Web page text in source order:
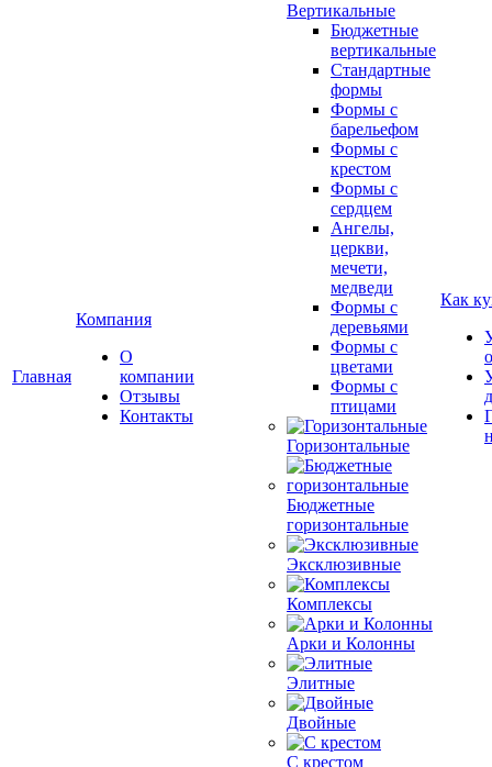
Главная
Компания
О
компании
Отзывы
Контакты
Вертикальные
Бюджетные
вертикальные
Стандартные
формы
Формы с
барельефом
Формы с
крестом
Формы с
сердцем
Ангелы,
церкви,
мечети,
медведи
Формы с
деревьями
Формы с
цветами
Формы с
птицами
Горизонтальные
Бюджетные
горизонтальные
Эксклюзивные
Комплексы
Арки и Колонны
Элитные
Двойные
С крестом
Как